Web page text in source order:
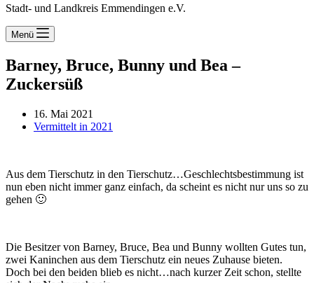
Stadt- und Landkreis Emmendingen e.V.
Menü
Barney, Bruce, Bunny und Bea –
Zuckersüß
16. Mai 2021
Vermittelt in 2021
Aus dem Tierschutz in den Tierschutz…Geschlechtsbestimmung ist
nun eben nicht immer ganz einfach, da scheint es nicht nur uns so zu
gehen 🙂
Die Besitzer von Barney, Bruce, Bea und Bunny wollten Gutes tun,
zwei Kaninchen aus dem Tierschutz ein neues Zuhause bieten.
Doch bei den beiden blieb es nicht…nach kurzer Zeit schon, stellte